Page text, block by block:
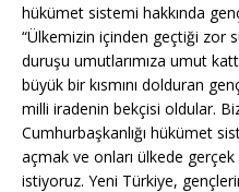
hükümet sistemi hakkında
“Ülkemizin içinden geçtiği zor
duruşu umutlarımıza umut
büyük bir kısmını dolduran
milli iradenin bekçisi oldular.
Cumhurbaşkanlığı hükümet
açmak ve onları ülkede
istiyoruz. Yeni Türkiye,